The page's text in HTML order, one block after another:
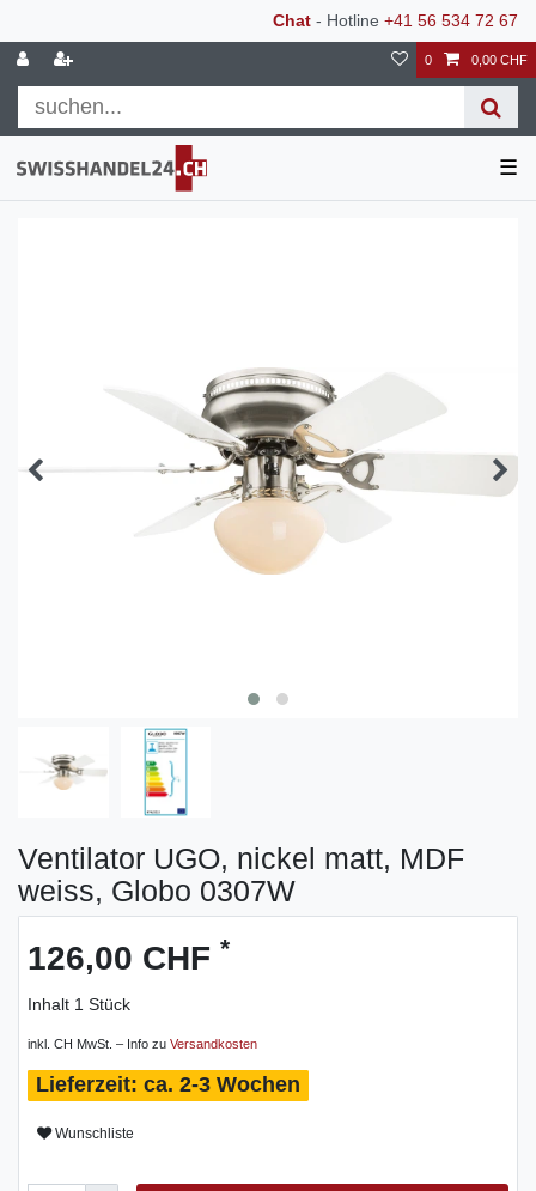
Chat - Hotline +41 56 534 72 67
0 0,00 CHF
☰
Ventilator UGO, nickel matt, MDF
weiss, Globo 0307W
126,00 CHF *
Inhalt 1 Stück
inkl. CH MwSt. – Info zu Versandkosten
ca. 2-3 Wochen
Wunschliste